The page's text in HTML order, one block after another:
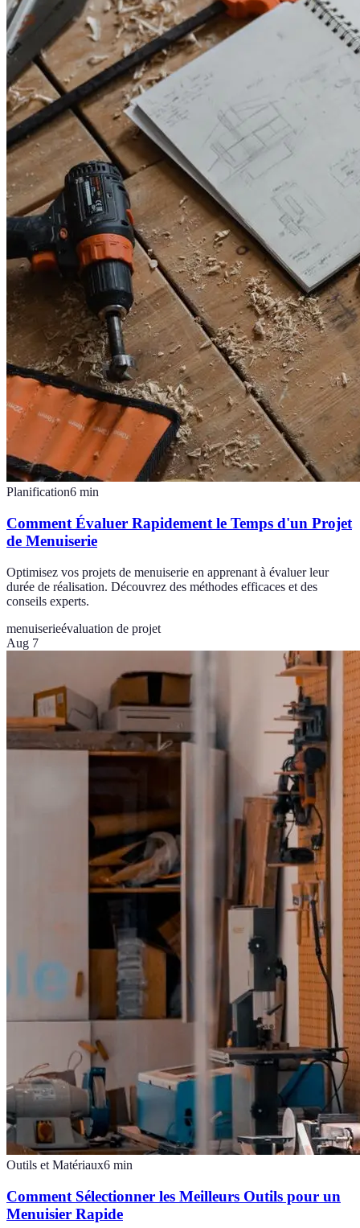
Planification6 min
Comment Évaluer Rapidement le Temps d'un Projet
de Menuiserie
Optimisez vos projets de menuiserie en apprenant à évaluer leur
durée de réalisation. Découvrez des méthodes efficaces et des
conseils experts.
menuiserieévaluation de projet
Aug 7
Outils et Matériaux6 min
Comment Sélectionner les Meilleurs Outils pour un
Menuisier Rapide